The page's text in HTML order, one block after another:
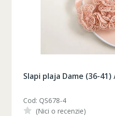
Slapi plaja Dame (36-41)
Cod: QS678-4
(Nici o recenzie)